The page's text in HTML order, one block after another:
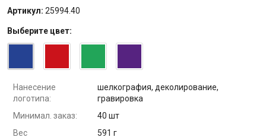
Артикул: 25994.40
Выберите цвет:
Нанесение
логотипа:
шелкография, деколирование,
гравировка
Минимал. заказ:
40 шт
Вес
591 г